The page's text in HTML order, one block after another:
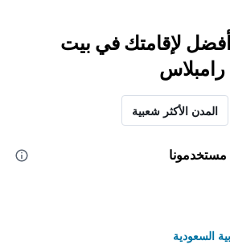
أفضل لإقامتك في بيت
رامبلاس
المدن الأكثر شعبية
مستخدمونا
السعودية